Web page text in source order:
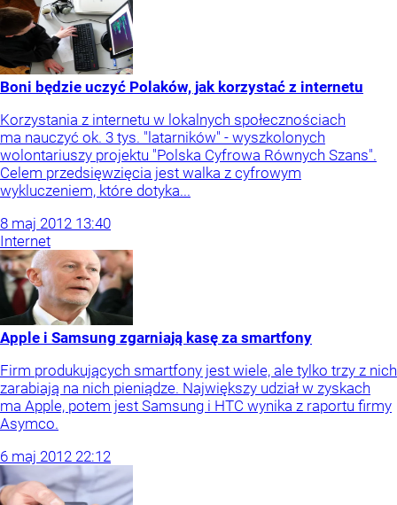
Boni będzie uczyć Polaków, jak korzystać z internetu
Korzystania z internetu w lokalnych społecznościach
ma nauczyć ok. 3 tys. "latarników" - wyszkolonych
wolontariuszy projektu "Polska Cyfrowa Równych Szans".
Celem przedsięwzięcia jest walka z cyfrowym
wykluczeniem, które dotyka...
8 maj 2012 13:40
Internet
Apple i Samsung zgarniają kasę za smartfony
Firm produkujących smartfony jest wiele, ale tylko trzy z nich
zarabiają na nich pieniądze. Największy udział w zyskach
ma Apple, potem jest Samsung i HTC wynika z raportu firmy
Asymco.
6 maj 2012 22:12